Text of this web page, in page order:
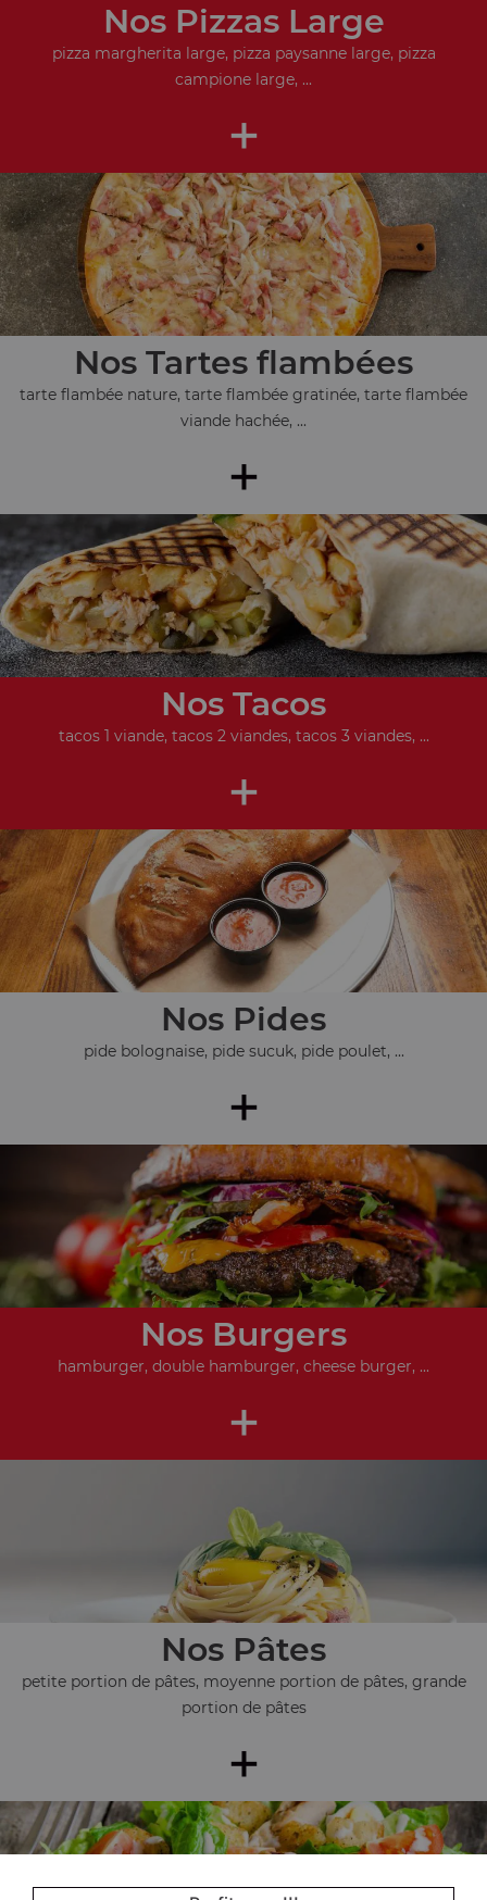
Nos Pizzas Large
pizza margherita large, pizza paysanne large, pizza
campione large, ...
+
Nos Tartes flambées
tarte flambée nature, tarte flambée gratinée, tarte flambée
viande hachée, ...
+
Nos Tacos
tacos 1 viande, tacos 2 viandes, tacos 3 viandes, ...
+
Nos Pides
pide bolognaise, pide sucuk, pide poulet, ...
+
Nos Burgers
hamburger, double hamburger, cheese burger, ...
+
Nos Pâtes
petite portion de pâtes, moyenne portion de pâtes, grande
portion de pâtes
+